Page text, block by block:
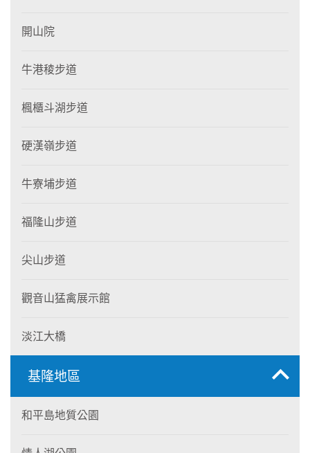
開山院
牛港稜步道
楓櫃斗湖步道
硬漢嶺步道
牛寮埔步道
福隆山步道
尖山步道
觀音山猛禽展示館
淡江大橋
基隆地區
和平島地質公園